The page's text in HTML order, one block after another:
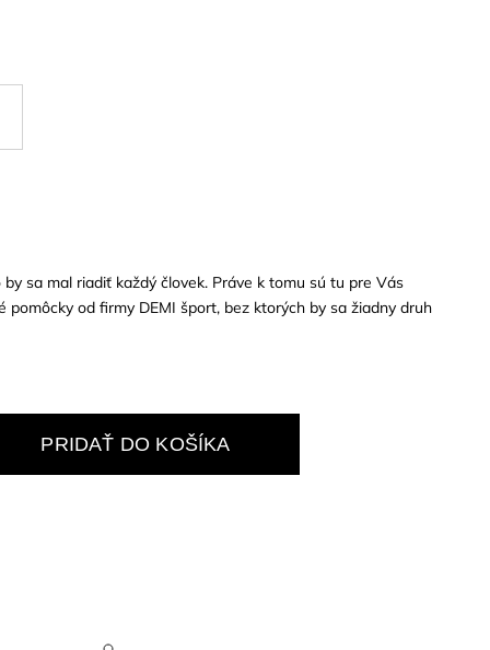
sa mal riadiť každý človek. Práve k tomu sú tu pre Vás
pomôcky od firmy DEMI šport, bez ktorých by sa žiadny druh
PRIDAŤ DO KOŠÍKA